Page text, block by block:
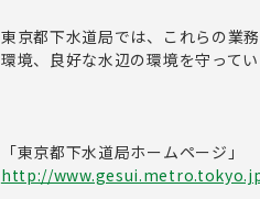
東京都下水道局では、これらの業
環境、良好な水辺の環境を守ってい
「東京都下水道局ホームページ」
http://